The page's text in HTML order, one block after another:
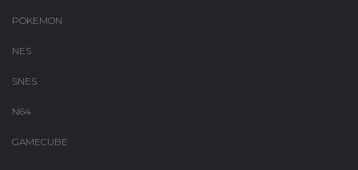
POKEMON
NES
SNES
N64
GAMECUBE